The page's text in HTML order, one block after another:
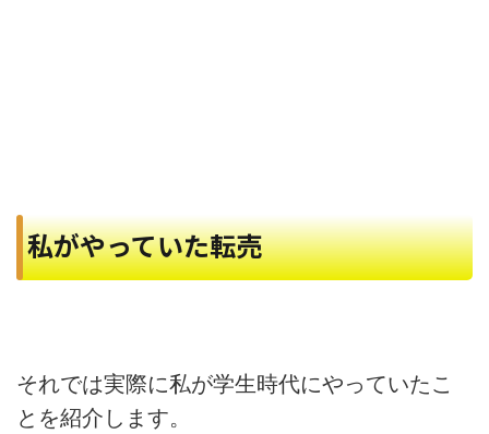
私がやっていた転売
それでは実際に私が学生時代にやっていたこ
とを紹介します。